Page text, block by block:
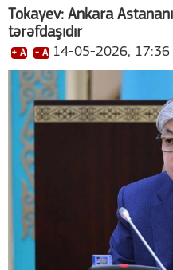
Tokayev: Ankara
tərəfdaşıdır
+ A - A 14-05-2026, 17:36